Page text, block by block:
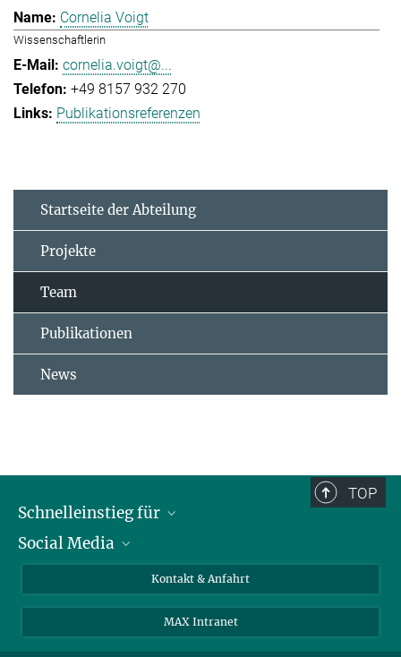
Cornelia Voigt
Wissenschaftlerin
cornelia.voigt@...
+49 8157 932 270
Publikationsreferenzen
Startseite der Abteilung
Projekte
Team
Publikationen
News
TOP
Schnelleinstieg für
Journalist*innen
Social Media
LinkedIn
Kontakt & Anfahrt
MAX Intranet